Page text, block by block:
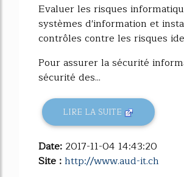
Evaluer les risques
systèmes d'information et
contrôles contre les risques
Pour assurer la sécurité
sécurité des...
LIRE LA SUITE
Date: 2017-11-04 14:43:20
Site :http://www.aud-it.ch